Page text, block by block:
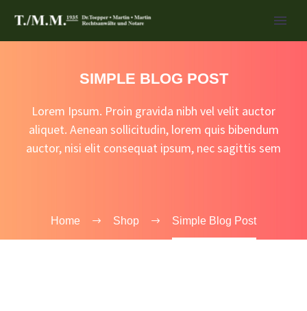
SIMPLE BLOG POST
Lorem Ipsum. Proin gravida nibh vel velit auctor
aliquet. Aenean sollicitudin, lorem quis bibendum
auctor, nisi elit consequat ipsum, nec sagittis sem
Home Shop Simple Blog Post